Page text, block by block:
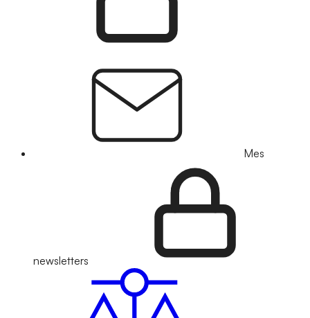
Mes
newsletters